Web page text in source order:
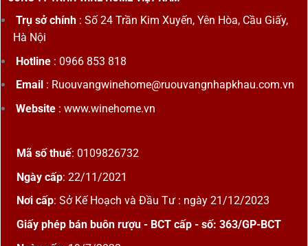
Trụ sở chính: Số 24 Trần Kim Xuyến, Yên Hòa, Cầu Giấy,
Hà Nội
Hotline: 0966 853 818
Email : Ruouvangwinehome@ruouvangnhapkhau.com.vn
Website: www.winehome.vn
Mã số thuế: 0109826732
Ngày cấp: 22/11/2021
Nơi cấp: Sở Kế Hoạch và Đầu Tư : ngày 21/12/2023
Giấy phép bán buôn rượu - BCT cấp - số: 363/GP-BCT